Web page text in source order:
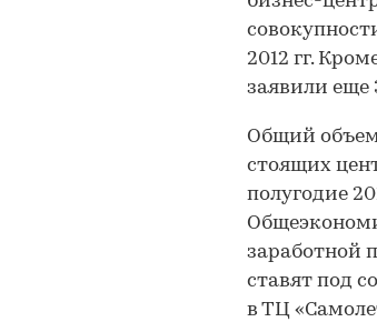
2012 гг.
заявили
Общий
стоящих
полугодие
заработной
ставят под
в ТЦ